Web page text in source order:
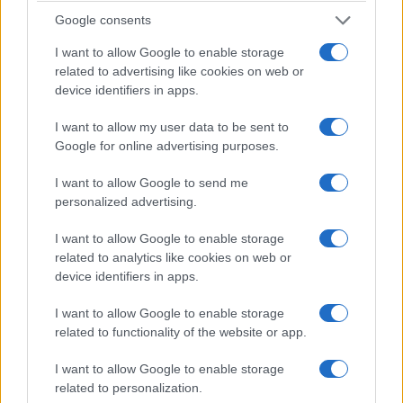
Google consents
I want to allow Google to enable storage
related to advertising like cookies on web or
device identifiers in apps.
I want to allow my user data to be sent to
Google for online advertising purposes.
I want to allow Google to send me
personalized advertising.
I want to allow Google to enable storage
related to analytics like cookies on web or
device identifiers in apps.
I want to allow Google to enable storage
related to functionality of the website or app.
I want to allow Google to enable storage
related to personalization.
λεπτά (3,5 ώρες), μέσω της συνεχούς παροχής
ύδατος 3,5 m3 /s για το αντίστοιχο χρονικό
διάστημα, στους υδροστροβίλους, όπου με την
υφιστάμενη υψομετρική διαφορά μεταξύ του
περίπου 220 μέτρα να είναι εφικτή η παραγωγή
Η παραγωγή ηλεκτρικής ενέργειας με χρήση
υδροστροβίλου, αποτελεί μια από τις πλέον
ώριμες τεχνολογίες παραγωγής και θεωρείται
από τις πλέον αξιόπιστες, με διάρκεια ζωής
εξοπλισμού που υπερβαίνει ακόμη και τα 50
έτη και αντίστοιχα θεωρείται ότι η διάρκεια
ζωής της εγκατάστασης παραγωγής εκτιμάται
κατ’ ελάχιστο στα 50 έτη.